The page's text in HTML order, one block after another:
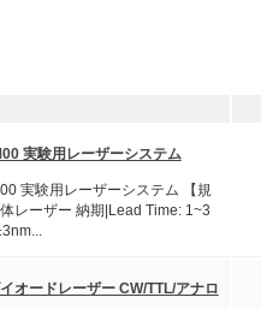
実験用レーザーシステム
実験用レーザーシステム 【規
レーザー 納期|Lead Time: 1~3
オードレーザー CW/TTL/アナロ